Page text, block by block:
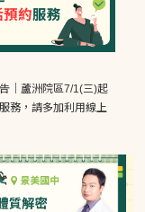
｜蘆洲院區7/1(三)起
務，請多加利用線上